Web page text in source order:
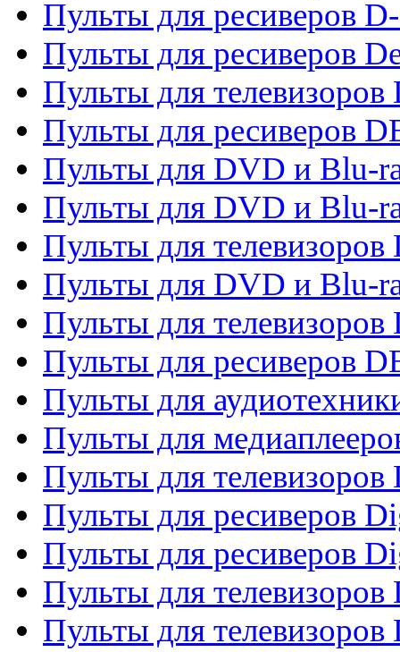
Пульты для ресиверов
Пульты для ресиверов
Пульты для телевизоров
Пульты для ресиверов
Пульты для DVD и Blu-
Пульты для DVD и Blu-
Пульты для
Пульты для DVD и Blu-
Пульты для телевизоров
Пульты для ресиверов
Пульты для
Пульты для
Пульты для телевизоров
Пульты для ресиверов
Пульты для ресиверов
Пульты для
Пульты для